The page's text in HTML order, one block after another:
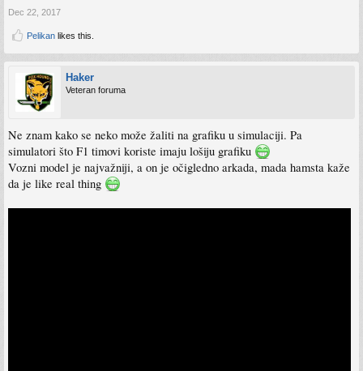
Dec 22, 2017
Pelikan likes this.
Haker
Veteran foruma
Ne znam kako se neko može žaliti na grafiku u simulaciji. Pa
simulatori što F1 timovi koriste imaju lošiju grafiku
Vozni model je najvažniji, a on je očigledno arkada, mada hamsta kaže
da je like real thing